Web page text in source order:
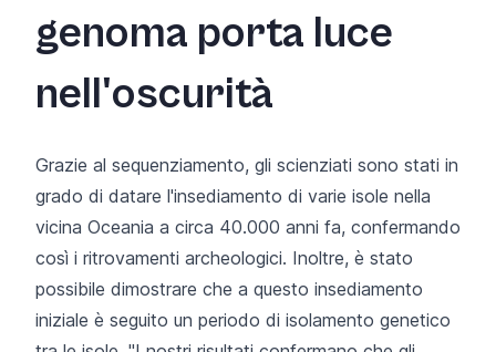
genoma porta luce
nell'oscurità
Grazie al sequenziamento, gli scienziati sono stati in
grado di datare l'insediamento di varie isole nella
vicina Oceania a circa 40.000 anni fa, confermando
così i ritrovamenti archeologici. Inoltre, è stato
possibile dimostrare che a questo insediamento
iniziale è seguito un periodo di isolamento genetico